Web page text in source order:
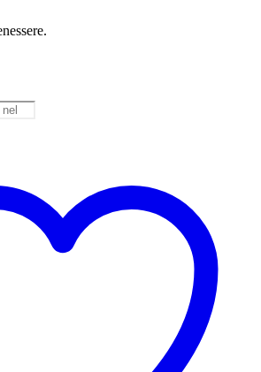
ricevi subito uno sconto del 10%.